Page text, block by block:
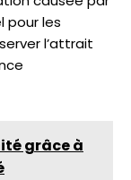
pour les
l’attrait
grâce à